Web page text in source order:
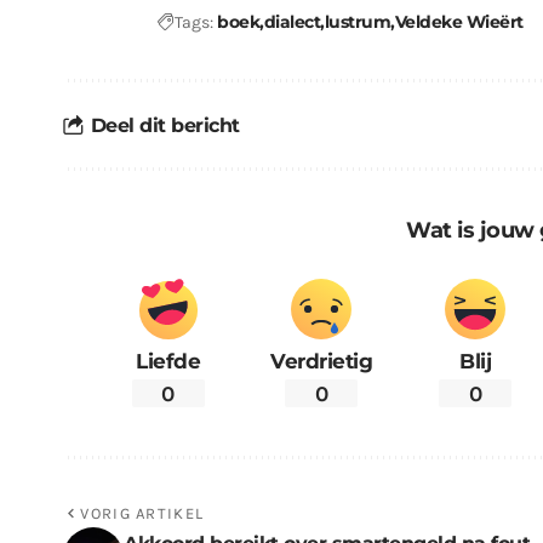
Tags: boekdialectlustrumVeldeke Wieërt
Deel dit bericht
Wat is jouw
Liefde
0
Verdrietig
0
Blij
0
VORIG ARTIKEL